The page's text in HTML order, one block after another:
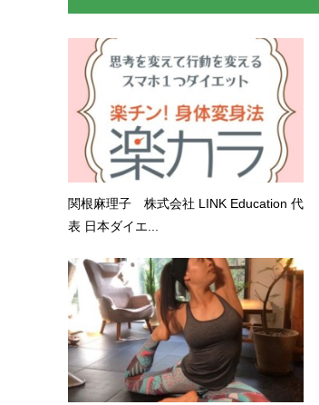
関根麻理子 株式会社 LINK Education 代
表 日本ダイエ...